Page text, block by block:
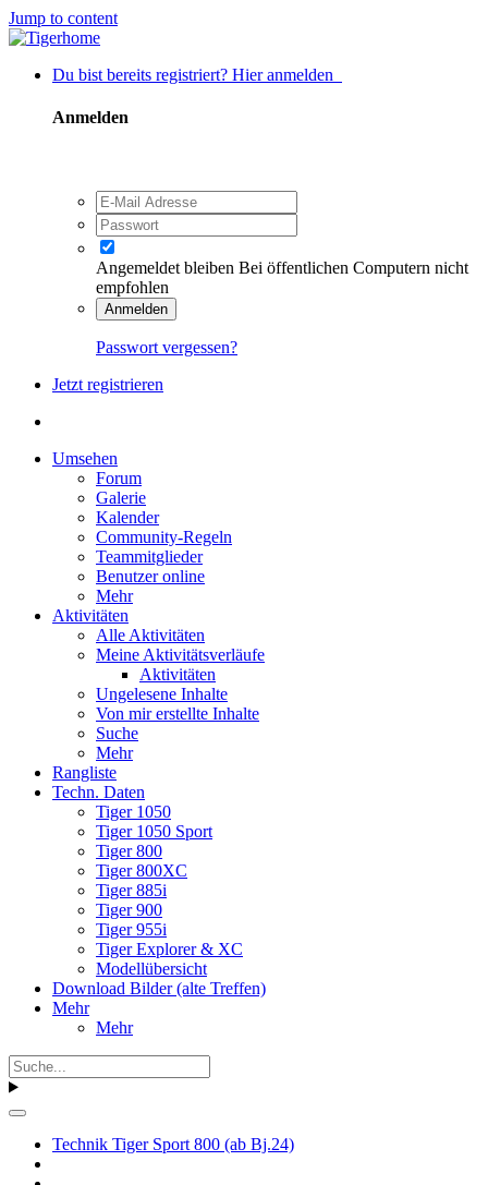
Jump to content
Du bist bereits registriert? Hier anmelden
Anmelden
Angemeldet bleiben Bei öffentlichen Computern nicht
empfohlen
Anmelden
Passwort vergessen?
Jetzt registrieren
Umsehen
Forum
Galerie
Kalender
Community-Regeln
Teammitglieder
Benutzer online
Mehr
Aktivitäten
Alle Aktivitäten
Meine Aktivitätsverläufe
Aktivitäten
Ungelesene Inhalte
Von mir erstellte Inhalte
Suche
Mehr
Rangliste
Techn. Daten
Tiger 1050
Tiger 1050 Sport
Tiger 800
Tiger 800XC
Tiger 885i
Tiger 900
Tiger 955i
Tiger Explorer & XC
Modellübersicht
Download Bilder (alte Treffen)
Mehr
Mehr
Technik Tiger Sport 800 (ab Bj.24)